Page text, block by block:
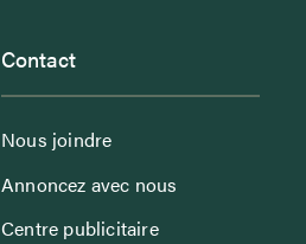
Contact
Nous joindre
Annoncez avec nous
Centre publicitaire